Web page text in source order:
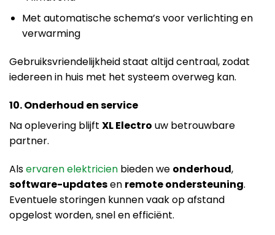
Met automatische schema’s voor verlichting en
verwarming
Gebruiksvriendelijkheid staat altijd centraal, zodat
iedereen in huis met het systeem overweg kan.
10. Onderhoud en service
Na oplevering blijft XL Electro uw betrouwbare
partner.
Alservaren elektricien bieden we onderhoud,
software-updatesen remote ondersteuning.
Eventuele storingen kunnen vaak op afstand
opgelost worden, snel en efficiënt.